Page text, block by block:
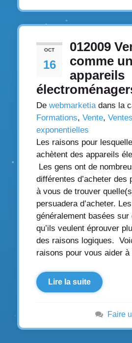
OCT
16
012009
comme
appareils
De webmarketiadans la
Formations, Vente, Ventes
exponentielles
Les raisons pour
achètent des appareils
Les gens ont de
différentes d’acheter des
à vous de trouver
persuadera d’acheter.
généralement basées sur
qu’ils veulent éprouver
des raisons logiques.
raisons pour vous aider
Lire la suite
Faire